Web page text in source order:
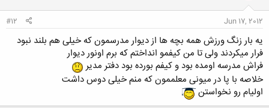
Jun 17, 2012
#12
یه بار زنگ ورزش همه بچه ها از دیوار مدرسمون که خیلی هم بلند نبود
فرار میکردند ولی تا من کیفمو انداختم که برم اونور دیوار
فراش مدرسه اومده بود و کیفم بورده بود دفتر مدیر
خلاصه با پا در میونی معلممون که منم خیلی دوس داشت
اولیام رو نخواستن